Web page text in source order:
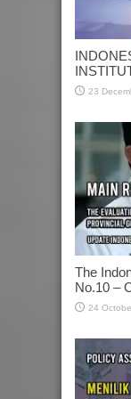
23
The
No.10 –
24